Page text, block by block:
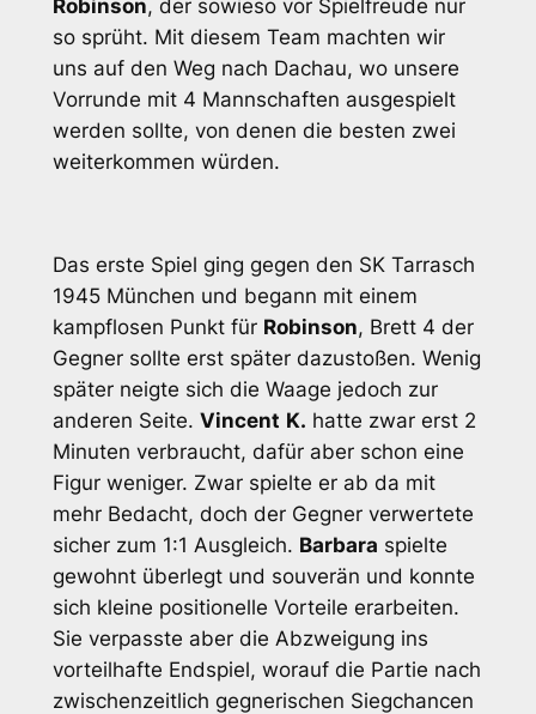
Robinson, der sowieso vor Spielfreude nur
so sprüht. Mit diesem Team machten wir
uns auf den Weg nach Dachau, wo unsere
Vorrunde mit 4 Mannschaften ausgespielt
werden sollte, von denen die besten zwei
weiterkommen würden.
Das erste Spiel ging gegen den SK Tarrasch
1945 München und begann mit einem
kampflosen Punkt für Robinson, Brett 4 der
Gegner sollte erst später dazustoßen. Wenig
später neigte sich die Waage jedoch zur
anderen Seite. Vincent K. hatte zwar erst 2
Minuten verbraucht, dafür aber schon eine
Figur weniger. Zwar spielte er ab da mit
mehr Bedacht, doch der Gegner verwertete
sicher zum 1:1 Ausgleich. Barbara spielte
gewohnt überlegt und souverän und konnte
sich kleine positionelle Vorteile erarbeiten.
Sie verpasste aber die Abzweigung ins
vorteilhafte Endspiel, worauf die Partie nach
zwischenzeitlich gegnerischen Siegchancen